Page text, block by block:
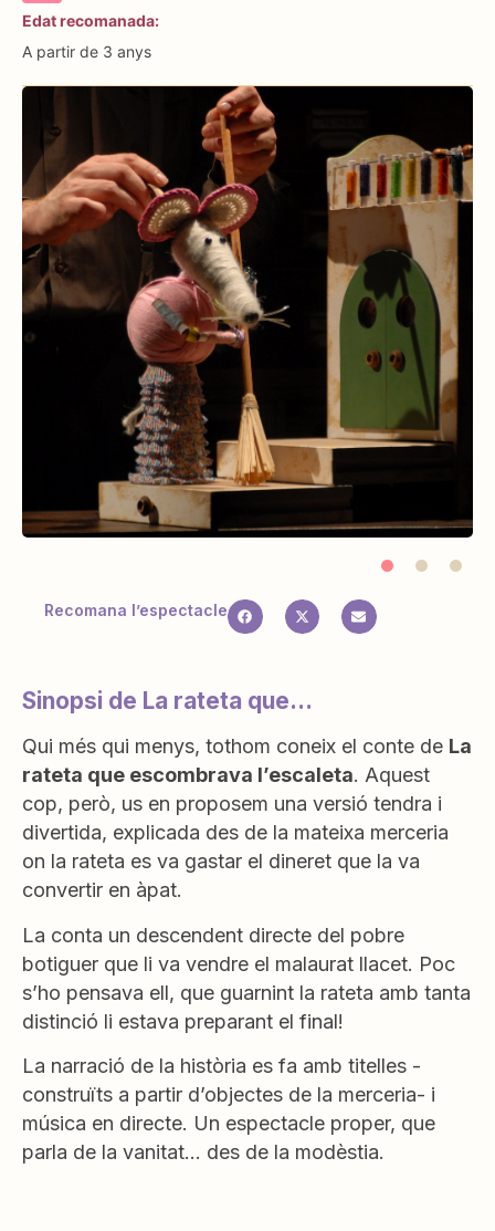
Edat recomanada:
A partir de 3 anys
Recomana l’espectacle
Sinopsi de La rateta que...
Qui més qui menys, tothom coneix el conte de La
rateta que escombrava l’escaleta. Aquest
cop, però, us en proposem una versió tendra i
divertida, explicada des de la mateixa merceria
on la rateta es va gastar el dineret que la va
convertir en àpat.
La conta un descendent directe del pobre
botiguer que li va vendre el malaurat llacet. Poc
s’ho pensava ell, que guarnint la rateta amb tanta
distinció li estava preparant el final!
La narració de la història es fa amb titelles -
construïts a partir d’objectes de la merceria- i
música en directe. Un espectacle proper, que
parla de la vanitat… des de la modèstia.